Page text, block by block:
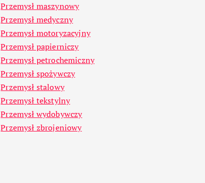
Przemysł maszynowy
Przemysł medyczny
Przemysł motoryzacyjny
Przemysł papierniczy
Przemysł petrochemiczny
Przemysł spożywczy
Przemysł stalowy
Przemysł tekstylny
Przemysł wydobywczy
Przemysł zbrojeniowy